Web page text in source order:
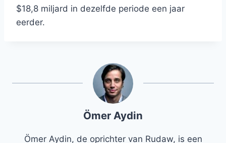
$18,8 miljard in dezelfde periode een jaar
eerder.
Ömer Aydin
Ömer Aydin, de oprichter van Rudaw, is een